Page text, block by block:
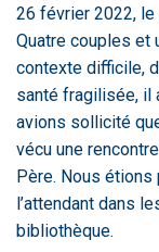
26 février 2022, le
Quatre couples et
contexte difficile,
santé fragilisée, il
avions sollicité
vécu une
Père. Nous étions
l’attendant dans
bibliothèque.